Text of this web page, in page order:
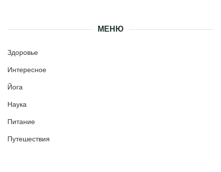
МЕНЮ
Здоровье
Интересное
Йога
Наука
Питание
Путешествия